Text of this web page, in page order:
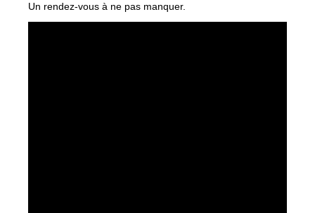
Un rendez-vous à ne pas manquer.